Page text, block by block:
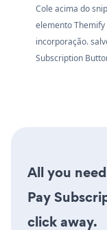
Cole acima do
elemento
incorporação.
Subscription
All you
Pay
click away.